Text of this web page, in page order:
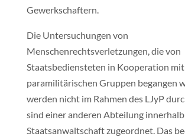
Gewerkschaftern.
Die Untersuchungen von
Menschenrechtsverletzungen, die von
Staatsbediensteten in Kooperation mit
paramilitärischen Gruppen begangen
werden nicht im Rahmen des LJyP
sind einer anderen Abteilung
Staatsanwaltschaft zugeordnet. Das